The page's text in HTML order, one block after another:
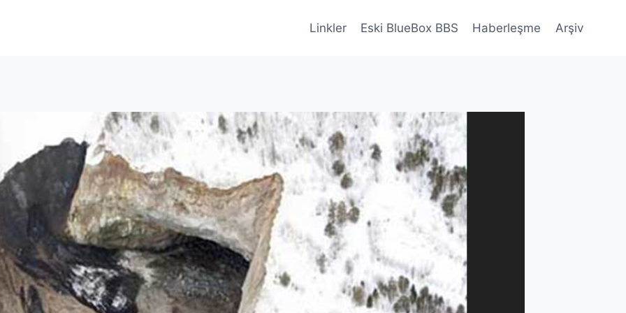
Linkler Eski BlueBox BBS Haberleşme Arşiv